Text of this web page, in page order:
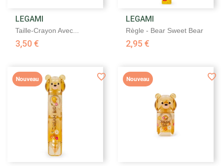
LEGAMI
Taille-Crayon Avec...
3,50 €
LEGAMI
Règle - Bear Sweet Bear
2,95 €
Nouveau Nouveau